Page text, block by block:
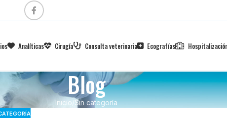
Analíticas Cirugía Consulta veterinaria Ecografías
Blog
Inicio Sin categoría